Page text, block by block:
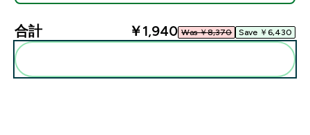
合計 ￥1,940‎ Was ￥8,370‎ Save ￥6,430‎